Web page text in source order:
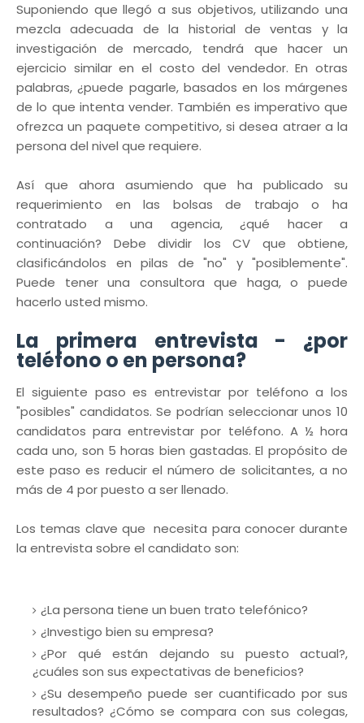
Suponiendo que llegó a sus objetivos, utilizando una
mezcla adecuada de la historial de ventas y la
investigación de mercado, tendrá que hacer un
ejercicio similar en el costo del vendedor. En otras
palabras, ¿puede pagarle, basados ​​en los márgenes
de lo que intenta vender. También es imperativo que
ofrezca un paquete competitivo, si desea atraer a la
persona del nivel que requiere.
Así que ahora asumiendo que ha publicado su
requerimiento en las bolsas de trabajo o ha
contratado a una agencia, ¿qué hacer a
continuación? Debe dividir los CV que obtiene,
clasificándolos en pilas de "no" y "posiblemente".
Puede tener una consultora que haga, o puede
hacerlo usted mismo.
La primera entrevista - ¿por
teléfono o en persona?
El siguiente paso es entrevistar por teléfono a los
"posibles" candidatos. Se podrían seleccionar unos 10
candidatos para entrevistar por teléfono. A ½ hora
cada uno, son 5 horas bien gastadas. El propósito de
este paso es reducir el número de solicitantes, a no
más de 4 por puesto a ser llenado.
Los temas clave que necesita para conocer durante
la entrevista sobre el candidato son:
¿La persona tiene un buen trato telefónico?
¿Investigo bien su empresa?
¿Por qué están dejando su puesto actual?,
¿cuáles son sus expectativas de beneficios?
¿Su desempeño puede ser cuantificado por sus
resultados? ¿Cómo se compara con sus colegas,